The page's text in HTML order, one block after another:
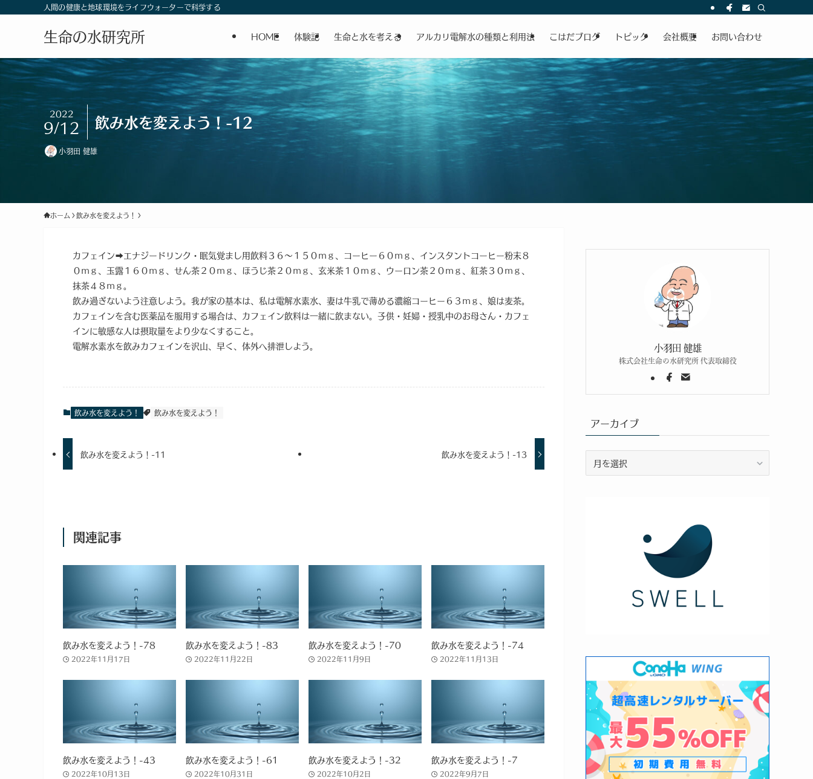
人間の健康と地球環境をライフウォーターで科学する
生命の水研究所 HOME 体験記 生命と水を考える アルカリ電解水の種類と利用法 こはだブログ トピック 会社概要 お問い合わせ
飲み水を変えよう！-12
2022
9/12
小羽田 健雄
ホーム 飲み水を変えよう！
カフェイン➡エナジードリンク・眠気覚まし用飲料３６～１５０ｍｇ、コーヒー６０ｍｇ、インスタントコーヒー粉末８
０ｍｇ、玉露１６０ｍｇ、せん茶２０ｍｇ、ほうじ茶２０ｍｇ、玄米茶１０ｍｇ、ウーロン茶２０ｍｇ、紅茶３０ｍｇ、
抹茶４８ｍｇ。
飲み過ぎないよう注意しよう。我が家の基本は、私は電解水素水、妻は牛乳で薄める濃縮コーヒー６３ｍｇ、娘は麦茶。
カフェインを含む医薬品を服用する場合は、カフェイン飲料は一緒に飲まない。子供・妊婦・授乳中のお母さん・カフェ
インに敏感な人は摂取量をより少なくすること。
電解水素水を飲みカフェインを沢山、早く、体外へ排泄しよう。
飲み水を変えよう！ 飲み水を変えよう！
飲み水を変えよう！-11 飲み水を変えよう！-13
関連記事
飲み水を変えよう！-78
2022年11月17日
飲み水を変えよう！-83
2022年11月22日
飲み水を変えよう！-70
2022年11月9日
飲み水を変えよう！-74
2022年11月13日
飲み水を変えよう！-43
2022年10月13日
飲み水を変えよう！-61
2022年10月31日
飲み水を変えよう！-32
2022年10月2日
飲み水を変えよう！-7
2022年9月7日
小羽田 健雄
株式会社生命の水研究所 代表取締役
アーカイブ